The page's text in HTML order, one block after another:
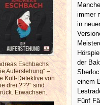
Eschbachs
Auferstehung“ –
Kult-Detektive von
drei ???“ sind
Erwachsen.
immer
in
der
einem
Fünf